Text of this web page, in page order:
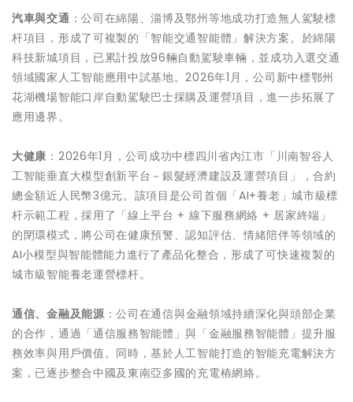
汽車與交通 ：公司在綿陽、淄博及鄂州等地成功打造無人駕駛標
杆項目，形成了可複製的「智能交通智能體」解決方案。於綿陽
科技新城項目，已累計投放96輛自動駕駛車輛，並成功入選交通
領域國家人工智能應用中試基地。2026年1月，公司新中標鄂州
花湖機場智能口岸自動駕駛巴士採購及運營項目，進一步拓展了
應用邊界。
大健康 ：2026年1月，公司成功中標四川省內江市「川南智谷人
工智能垂直大模型創新平台－銀髮經濟建設及運營項目」，合約
總金額近人民幣3億元。該項目是公司首個「AI+養老」城市級標
杆示範工程，採用了「線上平台 + 線下服務網絡 + 居家終端」
的閉環模式，將公司在健康預警、認知評估、情緒陪伴等領域的
AI小模型與智能體能力進行了產品化整合，形成了可快速複製的
城市級智能養老運營標杆。
通信、金融及能源：公司在通信與金融領域持續深化與頭部企業
的合作，通過「通信服務智能體」與「金融服務智能體」提升服
務效率與用戶價值。同時，基於人工智能打造的智能充電解決方
案，已逐步整合中國及東南亞多國的充電樁網絡。